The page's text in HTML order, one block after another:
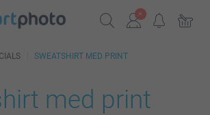
SWEATSHIRT MED PRINT
med print